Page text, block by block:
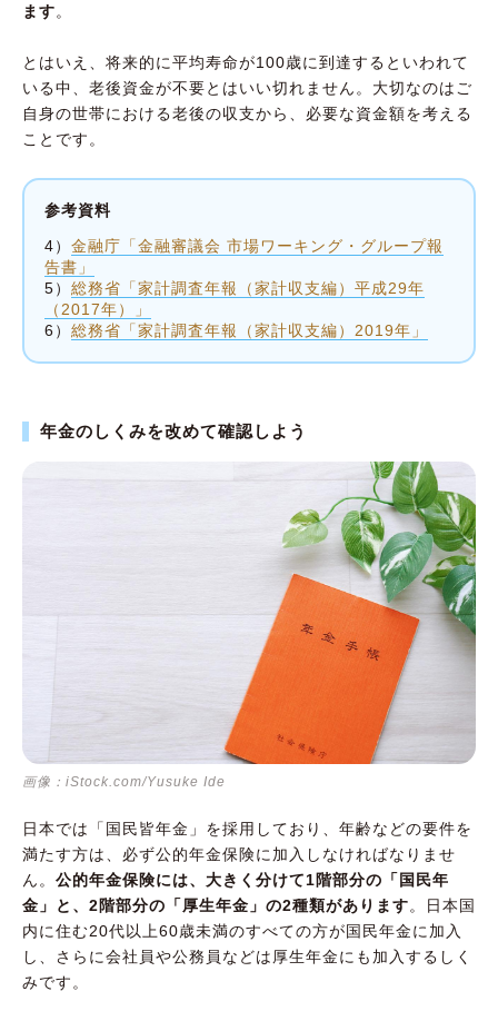
ます。
とはいえ、将来的に平均寿命が100歳に到達するといわれて
いる中、老後資金が不要とはいい切れません。大切なのはご
自身の世帯における老後の収支から、必要な資金額を考える
ことです。
参考資料
4） 金融庁「金融審議会 市場ワーキング・グループ報
告書」
5） 総務省「家計調査年報（家計収支編）平成29年
（2017年）」
6） 総務省「家計調査年報（家計収支編）2019年」
年金のしくみを改めて確認しよう
画像：iStock.com/Yusuke Ide
日本では「国民皆年金」を採用しており、年齢などの要件を
満たす方は、必ず公的年金保険に加入しなければなりませ
ん。 公的年金保険には、大きく分けて1階部分の「国民年
金」と、2階部分の「厚生年金」の2種類があります。日本国
内に住む20代以上60歳未満のすべての方が国民年金に加入
し、さらに会社員や公務員などは厚生年金にも加入するしく
みです。